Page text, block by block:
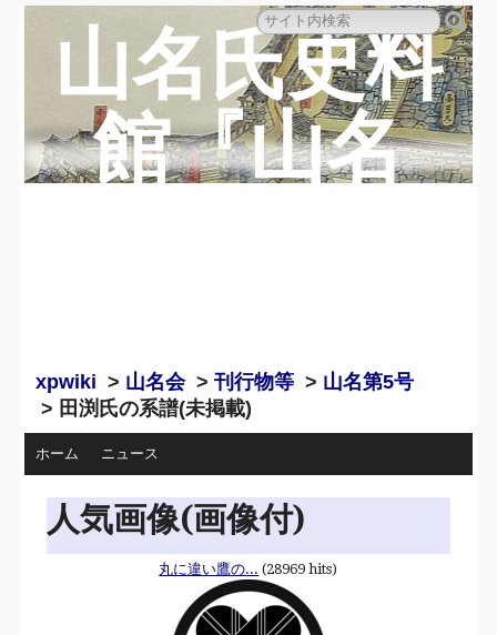
山名氏史料
館『山名
xpwiki > 山名会>刊行物等 > 山名第5号
> 田渕氏の系譜(未掲載)
ホーム ニュース
人気画像(画像付)
丸に違い鷹の... (28969 hits)